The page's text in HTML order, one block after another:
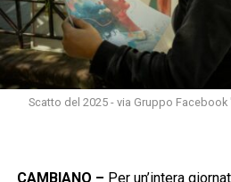
Scatto del 2025 - via Gruppo
CAMBIANO – Per un’intera